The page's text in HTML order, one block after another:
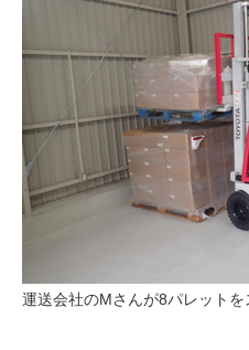
運送会社のMさんが8パレットを